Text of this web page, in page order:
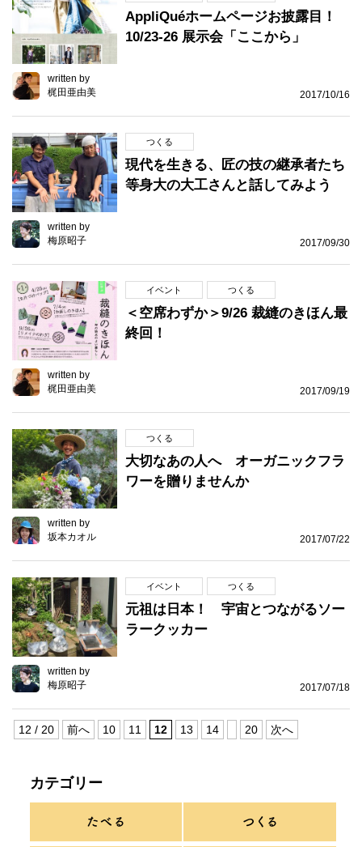
AppliQuéホームページお披露目！
10/23-26 展示会「ここから」
written by
梶田亜由美
2017/10/16
つくる
現代を生きる、匠の技の継承者たち
等身大の大工さんと話してみよう
written by
梅原昭子
2017/09/30
イベント つくる
＜空席わずか＞9/26 裁縫のきほん最
終回！
written by
梶田亜由美
2017/09/19
つくる
大切なあの人へ オーガニックフラ
ワーを贈りませんか
written by
坂本カオル
2017/07/22
イベント つくる
元祖は日本！ 宇宙とつながるソー
ラークッカー
written by
梅原昭子
2017/07/18
12 / 20 前へ 10 11 12 13 14 20 次へ
カテゴリー